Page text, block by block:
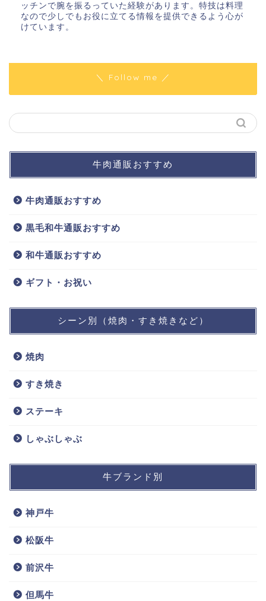
ッチンで腕を振るっていた経験があります。特技は料理
なので少しでもお役に立てる情報を提供できるよう心が
けています。
＼ Follow me ／
牛肉通販おすすめ
牛肉通販おすすめ
黒毛和牛通販おすすめ
和牛通販おすすめ
ギフト・お祝い
シーン別（焼肉・すき焼きなど）
焼肉
すき焼き
ステーキ
しゃぶしゃぶ
牛ブランド別
神戸牛
松阪牛
前沢牛
但馬牛